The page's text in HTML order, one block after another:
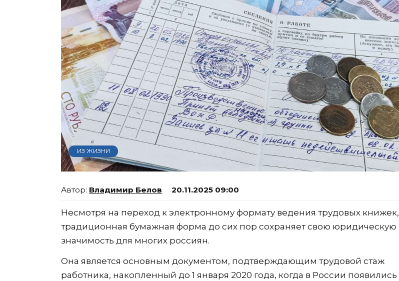
ИЗ ЖИЗНИ
Владимир Белов 20.11.2025 09:00
Несмотря на переход к электронному формату ведения трудовых книжек,
традиционная бумажная форма до сих пор сохраняет свою юридическую
значимость для многих россиян.
Она является основным документом, подтверждающим трудовой стаж
работника, накопленный до 1 января 2020 года, когда в России появились